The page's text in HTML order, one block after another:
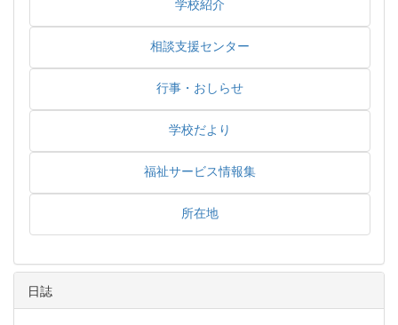
学校紹介
相談支援センター
行事・おしらせ
学校だより
福祉サービス情報集
所在地
日誌